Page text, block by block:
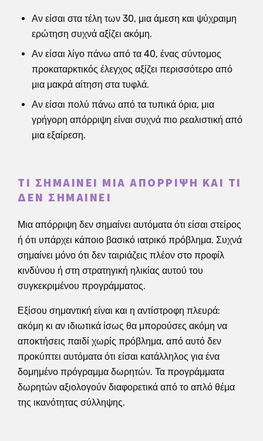
Αν είσαι στα τέλη των 30, μια άμεση και ψύχραιμη
ερώτηση συχνά αξίζει ακόμη.
Αν είσαι λίγο πάνω από τα 40, ένας σύντομος
προκαταρκτικός έλεγχος αξίζει περισσότερο από
μια μακρά αίτηση στα τυφλά.
Αν είσαι πολύ πάνω από τα τυπικά όρια, μια
γρήγορη απόρριψη είναι συχνά πιο ρεαλιστική από
μια εξαίρεση.
ΤΙ ΣΗΜΑΊΝΕΙ ΜΙΑ ΑΠΌΡΡΙΨΗ ΚΑΙ ΤΙ
ΔΕΝ ΣΗΜΑΊΝΕΙ
Μια απόρριψη δεν σημαίνει αυτόματα ότι είσαι στείρος
ή ότι υπάρχει κάποιο βασικό ιατρικό πρόβλημα. Συχνά
σημαίνει μόνο ότι δεν ταιριάζεις πλέον στο προφίλ
κινδύνου ή στη στρατηγική ηλικίας αυτού του
συγκεκριμένου προγράμματος.
Εξίσου σημαντική είναι και η αντίστροφη πλευρά:
ακόμη κι αν ιδιωτικά ίσως θα μπορούσες ακόμη να
αποκτήσεις παιδί χωρίς πρόβλημα, από αυτό δεν
προκύπτει αυτόματα ότι είσαι κατάλληλος για ένα
δομημένο πρόγραμμα δωρητών. Τα προγράμματα
δωρητών αξιολογούν διαφορετικά από το απλό θέμα
της ικανότητας σύλληψης.